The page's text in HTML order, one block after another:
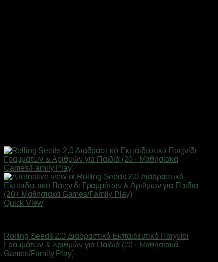
Quick View
Rolling Seeds 2.0 Διαδραστικό Εκπαιδευτικό Παιχνίδι
Γραμμάτων & Αριθμών για Παιδιά (20+ Μαθησιακά
Games/Family Play)